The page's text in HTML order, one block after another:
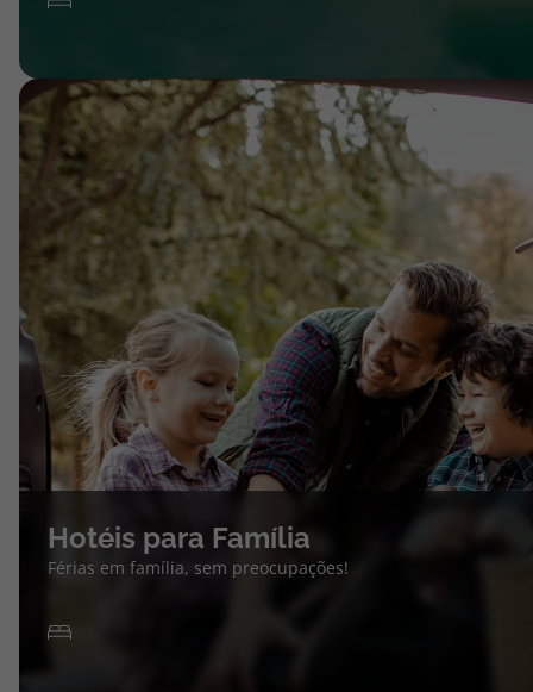
Hotéis para Família
Férias em família, sem preocupações!